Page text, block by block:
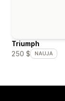
Triumph
250 $
NAUJA